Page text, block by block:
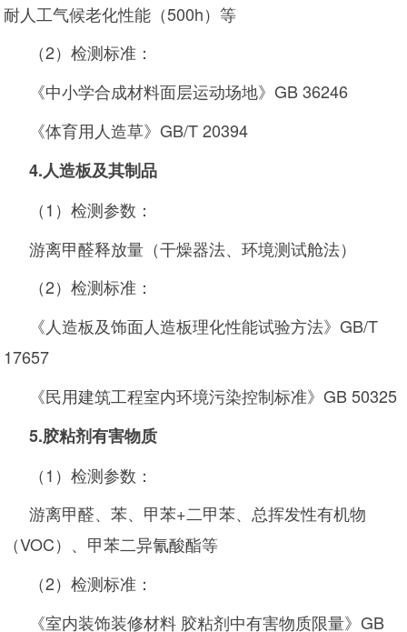
耐人工气候老化性能（500h）等
（2）检测标准：
《中小学合成材料面层运动场地》GB 36246
《体育用人造草》GB/T 20394
4.人造板及其制品
（1）检测参数：
游离甲醛释放量（干燥器法、环境测试舱法）
（2）检测标准：
《人造板及饰面人造板理化性能试验方法》GB/T
17657
《民用建筑工程室内环境污染控制标准》GB 50325
5.胶粘剂有害物质
（1）检测参数：
游离甲醛、苯、甲苯+二甲苯、总挥发性有机物
（VOC）、甲苯二异氰酸酯等
（2）检测标准：
《室内装饰装修材料 胶粘剂中有害物质限量》GB